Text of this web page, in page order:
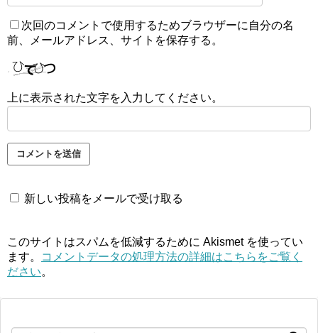
次回のコメントで使用するためブラウザーに自分の名
前、メールアドレス、サイトを保存する。
上に表示された文字を入力してください。
新しい投稿をメールで受け取る
このサイトはスパムを低減するために Akismet を使ってい
ます。
コメントデータの処理方法の詳細はこちらをご覧く
ださい。